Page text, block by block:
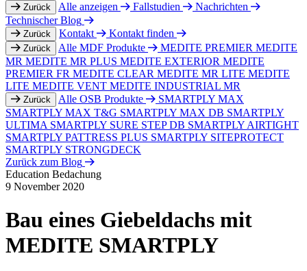
Zurück Alle anzeigen Fallstudien
Nachrichten
Technischer Blog
Zurück Kontakt Kontakt finden
Zurück Alle MDF Produkte MEDITE PREMIER MEDITE
MR MEDITE MR PLUS MEDITE EXTERIOR MEDITE
PREMIER FR MEDITE CLEAR MEDITE MR LITE MEDITE
LITE MEDITE VENT MEDITE INDUSTRIAL MR
Zurück Alle OSB Produkte
SMARTPLY MAX
SMARTPLY MAX T&G SMARTPLY MAX DB SMARTPLY
ULTIMA SMARTPLY SURE STEP DB SMARTPLY AIRTIGHT
SMARTPLY PATTRESS PLUS SMARTPLY SITEPROTECT
SMARTPLY STRONGDECK
Zurück zum Blog
Education Bedachung
9 November 2020
Bau eines Giebeldachs mit
MEDITE SMARTPLY